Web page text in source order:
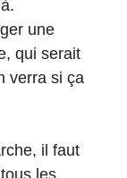
une
qui serait
verra si ça
il faut
les